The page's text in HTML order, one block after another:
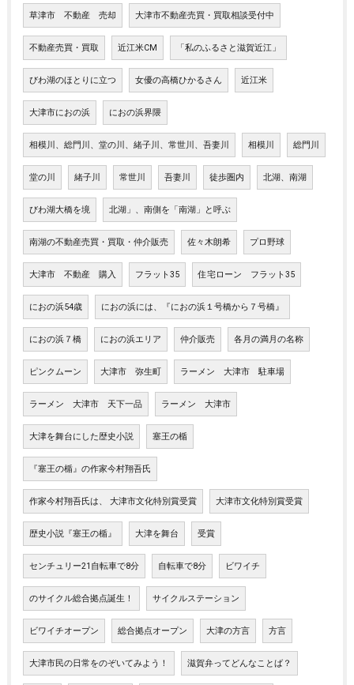
草津市 不動産 売却 大津市不動産売買・買取相談受付中
不動産売買・買取 近江米CM 「私のふるさと滋賀近江」
びわ湖のほとりに立つ 女優の高橋ひかるさん 近江米
大津市におの浜 におの浜界隈
相模川、総門川、堂の川、緒子川、常世川、吾妻川 相模川 総門川
堂の川 緒子川 常世川 吾妻川 徒歩圏内 北湖、南湖
びわ湖大橋を境 北湖」、南側を「南湖」と呼ぶ
南湖の不動産売買・買取・仲介販売 佐々木朗希 プロ野球
大津市 不動産 購入 フラット35 住宅ローン フラット35
におの浜54歳 におの浜には、『におの浜１号橋から７号橋』
におの浜７橋 におの浜エリア 仲介販売 各月の満月の名称
ピンクムーン 大津市 弥生町 ラーメン 大津市 駐車場
ラーメン 大津市 天下一品 ラーメン 大津市
大津を舞台にした歴史小説 塞王の楯
『塞王の楯』の作家今村翔吾氏
作家今村翔吾氏は、 大津市文化特別賞受賞 大津市文化特別賞受賞
歴史小説『塞王の楯』 大津を舞台 受賞
センチュリー21自転車で8分 自転車で8分 ビワイチ
のサイクル総合拠点誕生！ サイクルステーション
ビワイチオープン 総合拠点オープン 大津の方言 方言
大津市民の日常をのぞいてみよう！ 滋賀弁ってどんなことば？